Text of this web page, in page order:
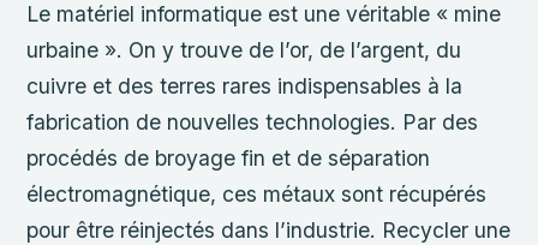
Le matériel informatique est une véritable « mine
urbaine ». On y trouve de l’or, de l’argent, du
cuivre et des terres rares indispensables à la
fabrication de nouvelles technologies. Par des
procédés de broyage fin et de séparation
électromagnétique, ces métaux sont récupérés
pour être réinjectés dans l’industrie. Recycler une